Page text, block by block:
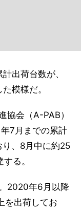
出荷台数が、
模様だ。
協会（A-PAB）
7月までの累計
、8月中に約25
る。
2020年6月以降
を出荷してお